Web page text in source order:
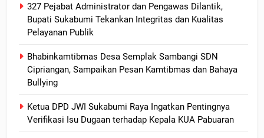
327 Pejabat Administrator dan Pengawas Dilantik,
Bupati Sukabumi Tekankan Integritas dan Kualitas
Pelayanan Publik
Bhabinkamtibmas Desa Semplak Sambangi SDN
Cipriangan, Sampaikan Pesan Kamtibmas dan Bahaya
Bullying
Ketua DPD JWI Sukabumi Raya Ingatkan Pentingnya
Verifikasi Isu Dugaan terhadap Kepala KUA Pabuaran